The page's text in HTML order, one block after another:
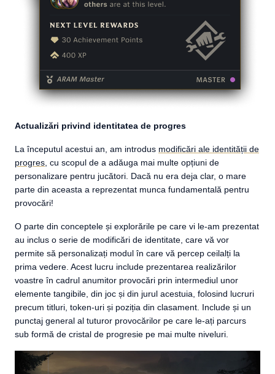
Actualizări privind identitatea de progres
La începutul acestui an, am introdus modificări ale identității de
progres , cu scopul de a adăuga mai multe opțiuni de
personalizare pentru jucători. Dacă nu era deja clar, o mare
parte din aceasta a reprezentat munca fundamentală pentru
provocări!
O parte din conceptele și explorările pe care vi le-am prezentat
au inclus o serie de modificări de identitate, care vă vor
permite să personalizați modul în care vă percep ceilalți la
prima vedere. Acest lucru include prezentarea realizărilor
voastre în cadrul anumitor provocări prin intermediul unor
elemente tangibile, din joc și din jurul acestuia, folosind lucruri
precum titluri, token-uri și poziția din clasament. Include și un
punctaj general al tuturor provocărilor pe care le-ați parcurs
sub formă de cristal de progresie pe mai multe niveluri.